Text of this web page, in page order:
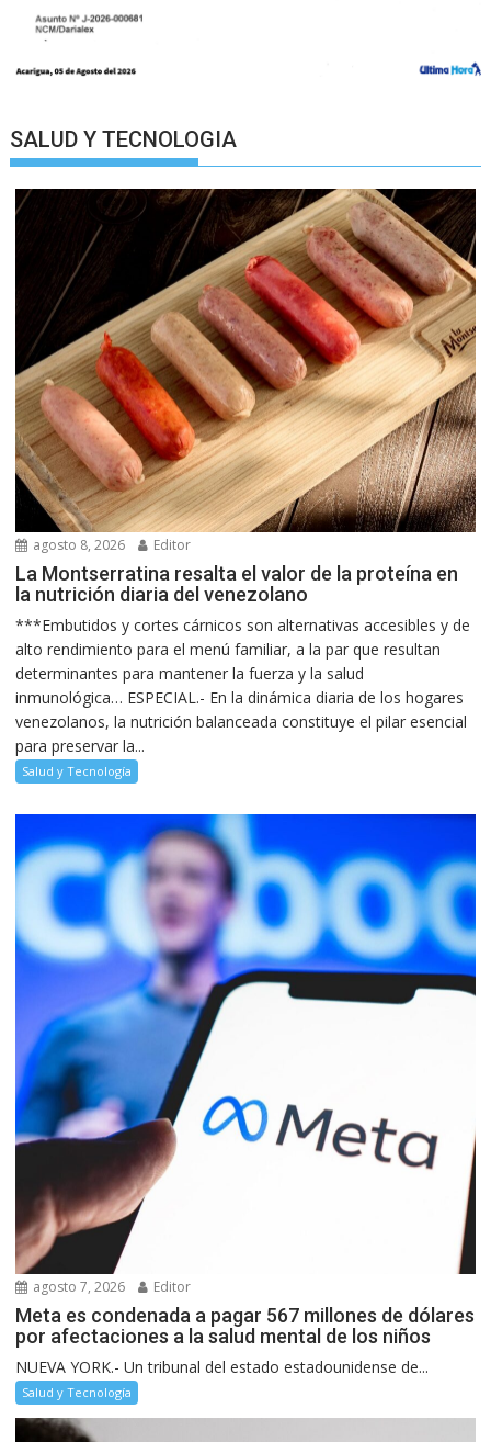
SALUD Y TECNOLOGIA
agosto 8, 2026 Editor
La Montserratina resalta el valor de la proteína en
la nutrición diaria del venezolano
***Embutidos y cortes cárnicos son alternativas accesibles y de
alto rendimiento para el menú familiar, a la par que resultan
determinantes para mantener la fuerza y la salud
inmunológica… ESPECIAL.- En la dinámica diaria de los hogares
venezolanos, la nutrición balanceada constituye el pilar esencial
para preservar la...
Salud y Tecnología
agosto 7, 2026 Editor
Meta es condenada a pagar 567 millones de dólares
por afectaciones a la salud mental de los niños
NUEVA YORK.- Un tribunal del estado estadounidense de...
Salud y Tecnología